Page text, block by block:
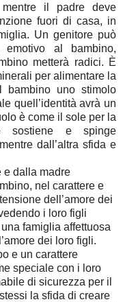
il padre deve
fuori di casa, in
Un genitore può
al bambino,
metterà radici. È
per alimentare la
bambino uno stimolo
quell’identità avrà un
è come il sole per la
sostiene e spinge
dall’altra sfida e
e dalla madre
nel carattere e
dell’amore dei
i loro figli
famiglia affettuosa
dei loro figli.
e un carattere
speciale con i loro
di sicurezza per il
la sfida di creare